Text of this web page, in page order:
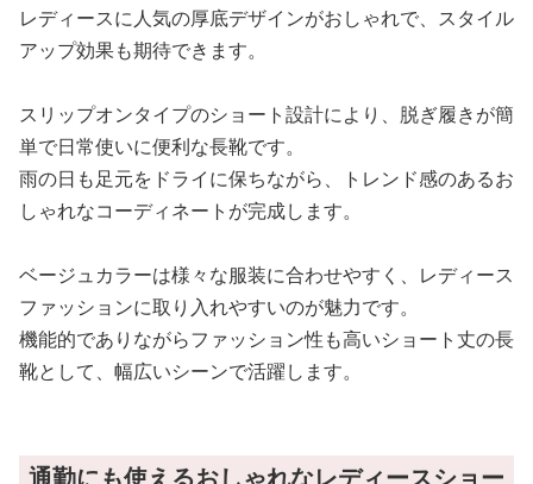
レディースに人気の厚底デザインがおしゃれで、スタイル
アップ効果も期待できます。
スリップオンタイプのショート設計により、脱ぎ履きが簡
単で日常使いに便利な長靴です。
雨の日も足元をドライに保ちながら、トレンド感のあるお
しゃれなコーディネートが完成します。
ベージュカラーは様々な服装に合わせやすく、レディース
ファッションに取り入れやすいのが魅力です。
機能的でありながらファッション性も高いショート丈の長
靴として、幅広いシーンで活躍します。
通勤にも使えるおしゃれなレディースショー